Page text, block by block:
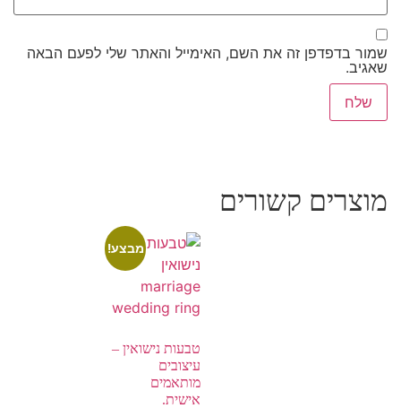
שמור בדפדפן זה את השם, האימייל והאתר שלי לפעם הבאה
שאגיב.
מוצרים קשורים
מבצע!
טבעות נישואין –
עיצובים
מותאמים
אישית.